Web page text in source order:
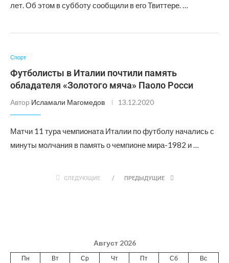
лет. Об этом в субботу сообщили в его Твиттере. …
Спорт
Футболисты в Италии почтили память
обладателя «Золотого мяча» Паоло Росси
Автор Исламали Магомедов 13.12.2020
Матчи 11 тура чемпионата Италии по футболу начались с
минуты молчания в память о чемпионе мира-1982 и …
СЛЕДУЮЩИЕ ПРЕДЫДУЩИЕ
Август 2026
Пн Вт Ср Чт Пт Сб Вс